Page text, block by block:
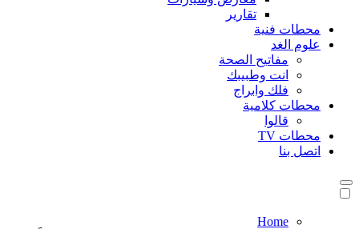
تقارير
محطات فنية
علوم الغد
مفاتيح الصحة
انت وطبيبك
فلك وابراج
محطات كلامية
قالوا
محطات TV
اتصل بنا
Home